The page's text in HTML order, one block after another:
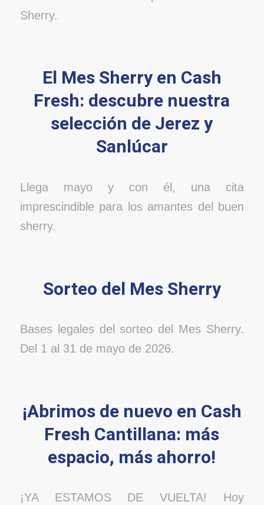
Sherry.
El Mes Sherry en Cash
Fresh: descubre nuestra
selección de Jerez y
Sanlúcar
Llega mayo y con él, una cita
imprescindible para los amantes del buen
sherry.
Sorteo del Mes Sherry
Bases legales del sorteo del Mes Sherry.
Del 1 al 31 de mayo de 2026.
¡Abrimos de nuevo en Cash
Fresh Cantillana: más
espacio, más ahorro!
¡YA ESTAMOS DE VUELTA! Hoy